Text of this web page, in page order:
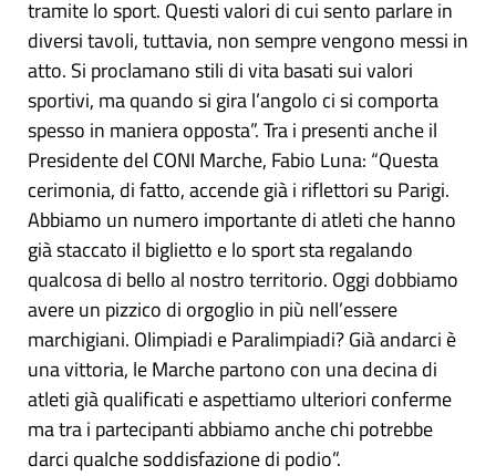
tramite lo sport. Questi valori di cui sento parlare in
diversi tavoli, tuttavia, non sempre vengono messi in
atto. Si proclamano stili di vita basati sui valori
sportivi, ma quando si gira l’angolo ci si comporta
spesso in maniera opposta”. Tra i presenti anche il
Presidente del CONI Marche, Fabio Luna: “Questa
cerimonia, di fatto, accende già i riflettori su Parigi.
Abbiamo un numero importante di atleti che hanno
già staccato il biglietto e lo sport sta regalando
qualcosa di bello al nostro territorio. Oggi dobbiamo
avere un pizzico di orgoglio in più nell’essere
marchigiani. Olimpiadi e Paralimpiadi? Già andarci è
una vittoria, le Marche partono con una decina di
atleti già qualificati e aspettiamo ulteriori conferme
ma tra i partecipanti abbiamo anche chi potrebbe
darci qualche soddisfazione di podio”.